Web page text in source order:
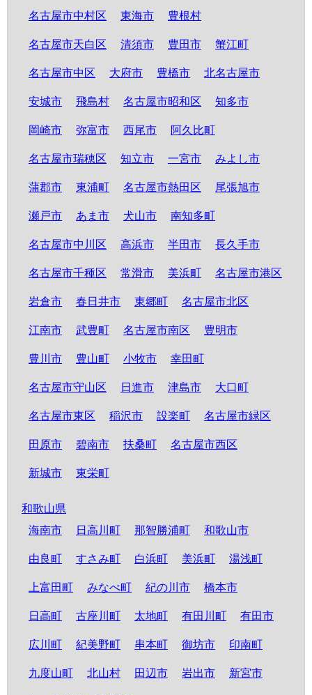
名古屋市中村区 東海市 豊根村
名古屋市天白区 清須市 豊田市 蟹江町
名古屋市中区 大府市 豊橋市 北名古屋市
安城市 飛島村 名古屋市昭和区 知多市
岡崎市 弥富市 西尾市 阿久比町
名古屋市瑞穂区 知立市 一宮市 みよし市
蒲郡市 東浦町 名古屋市熱田区 尾張旭市
瀬戸市 あま市 犬山市 南知多町
名古屋市中川区 高浜市 半田市 長久手市
名古屋市千種区 常滑市 美浜町 名古屋市港区
岩倉市 春日井市 東郷町 名古屋市北区
江南市 武豊町 名古屋市南区 豊明市
豊川市 豊山町 小牧市 幸田町
名古屋市守山区 日進市 津島市 大口町
名古屋市東区 稲沢市 設楽町 名古屋市緑区
田原市 碧南市 扶桑町 名古屋市西区
新城市 東栄町
和歌山県
海南市
日高川町 那智勝浦町 和歌山市
由良町 すさみ町 白浜町 美浜町 湯浅町
上富田町 みなべ町 紀の川市 橋本市
日高町 古座川町 太地町 有田川町 有田市
広川町 紀美野町 串本町 御坊市 印南町
九度山町 北山村 田辺市 岩出市 新宮市